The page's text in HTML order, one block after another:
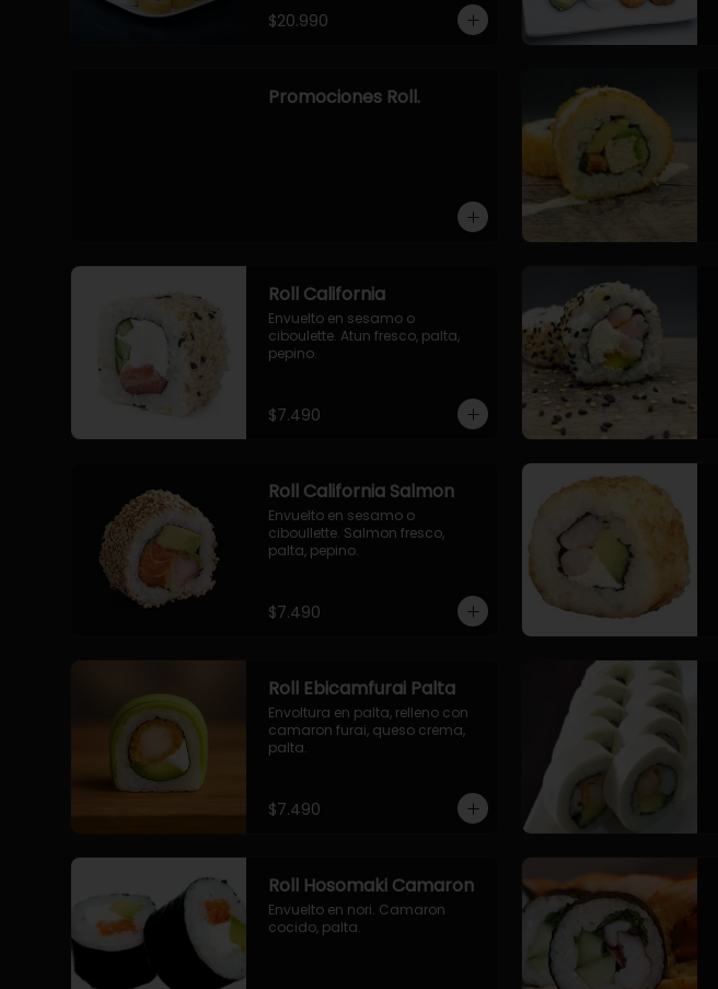
-palmito, pepino, queso,
envuelto ciboulette o sesamo.
-camaron, palta, cebollin,
$20.990
Promociones Roll.
Roll California
Envuelto en sesamo o
ciboulette. Atun fresco, palta,
pepino.
$7.490
Roll California Salmon
Envuelto en sesamo o
ciboullette. Salmon fresco,
palta, pepino.
$7.490
Roll Ebicamfurai Palta
Envoltura en palta, relleno con
camaron furai, queso crema,
palta.
$7.490
Roll Hosomaki Camaron
Envuelto en nori. Camaron
cocido, palta.